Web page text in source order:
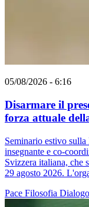
05/08/2026 - 6:16
Disarmare il
forza attuale
Seminario estivo
insegnante e co-
Svizzera italiana, che
29 agosto 2026.
Pace Filosofia Dialogo